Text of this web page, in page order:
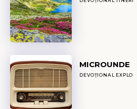
MICROUNDE
DEVOȚIONAL EXPLO